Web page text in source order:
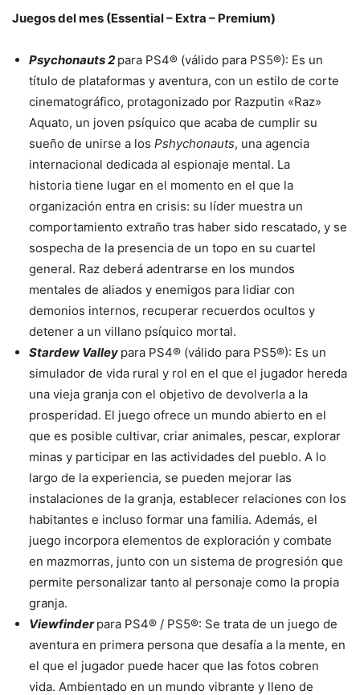
Juegos del mes (Essential – Extra – Premium)
Psychonauts 2 para PS4® (válido para PS5®): Es un
título de plataformas y aventura, con un estilo de corte
cinematográfico, protagonizado por Razputin «Raz»
Aquato, un joven psíquico que acaba de cumplir su
sueño de unirse a los Pshychonauts, una agencia
internacional dedicada al espionaje mental. La
historia tiene lugar en el momento en el que la
organización entra en crisis: su líder muestra un
comportamiento extraño tras haber sido rescatado, y se
sospecha de la presencia de un topo en su cuartel
general. Raz deberá adentrarse en los mundos
mentales de aliados y enemigos para lidiar con
demonios internos, recuperar recuerdos ocultos y
detener a un villano psíquico mortal.
Stardew Valley para PS4® (válido para PS5®): Es un
simulador de vida rural y rol en el que el jugador hereda
una vieja granja con el objetivo de devolverla a la
prosperidad. El juego ofrece un mundo abierto en el
que es posible cultivar, criar animales, pescar, explorar
minas y participar en las actividades del pueblo. A lo
largo de la experiencia, se pueden mejorar las
instalaciones de la granja, establecer relaciones con los
habitantes e incluso formar una familia. Además, el
juego incorpora elementos de exploración y combate
en mazmorras, junto con un sistema de progresión que
permite personalizar tanto al personaje como la propia
granja.
Viewfinderpara PS4® / PS5®: Se trata de un juego de
aventura en primera persona que desafía a la mente, en
el que el jugador puede hacer que las fotos cobren
vida. Ambientado en un mundo vibrante y lleno de